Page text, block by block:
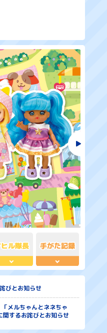
びとお知らせ
メルちゃんとネネちゃ
するお詫びとお知らせ